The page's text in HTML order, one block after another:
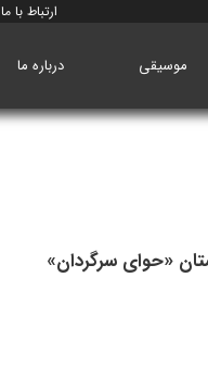
ارتباط با ما
موسیقی درباره ما
«حوای سرگردان»